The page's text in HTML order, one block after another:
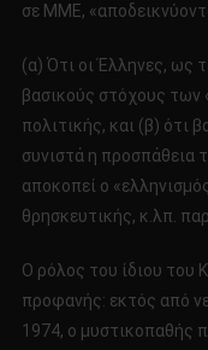
σε ΜΜΕ,
(α) Ότι οι Έλληνες, ως
βασικούς στόχους των
πολιτικής, και (β) ότι
συνιστά η προσπάθεια
αποκοπεί ο
θρησκευτικής, κ.λπ.
Ο ρόλος του ίδιου του
προφανής: εκτός από
1974, ο μυστικοπαθής